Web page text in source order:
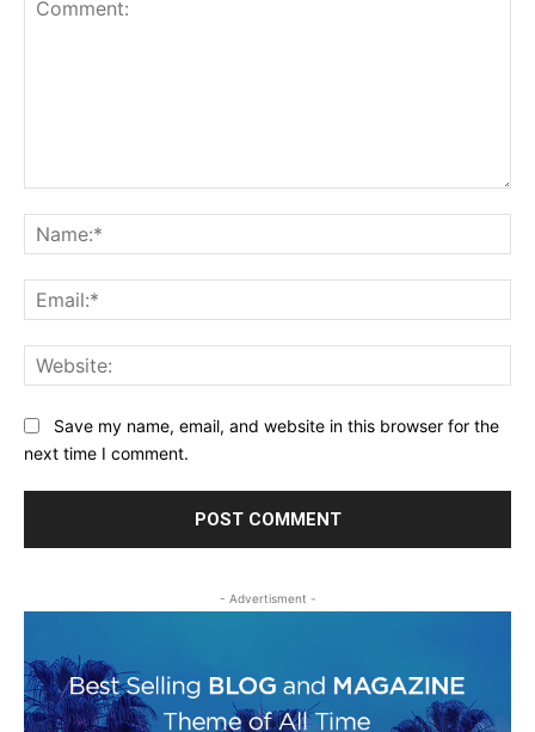
Save my name, email, and website in this browser for the
next time I comment.
- Advertisment -